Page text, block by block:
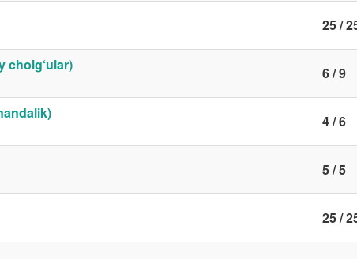
25 /
cholg‘ular)
6 / 9
4 / 6
5 / 5
25 /